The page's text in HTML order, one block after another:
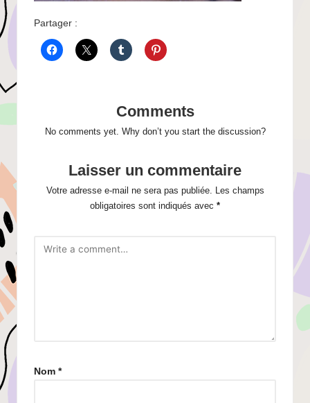
Partager :
Comments
No comments yet. Why don’t you start the discussion?
Laisser un commentaire
Votre adresse e-mail ne sera pas publiée.
Les champs
obligatoires sont indiqués avec *
Nom *